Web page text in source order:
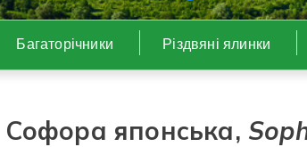
Багаторічники Різдвяні ялинки
японська,